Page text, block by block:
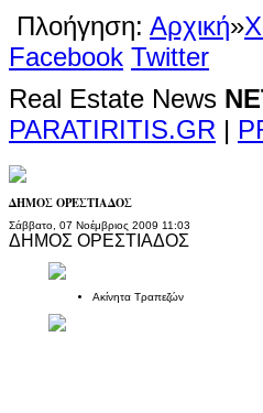
Πλοήγηση: Αρχική»
Facebook Twitter
Real Estate News
PARATIRITIS.GR |
ΔΗΜΟΣ ΟΡΕΣΤΙΑΔΟΣ
Σάββατο, 07 Νοέμβριος 2009 11:03
ΔΗΜΟΣ ΟΡΕΣΤΙΑΔΟΣ
Ακίνητα Τραπεζών